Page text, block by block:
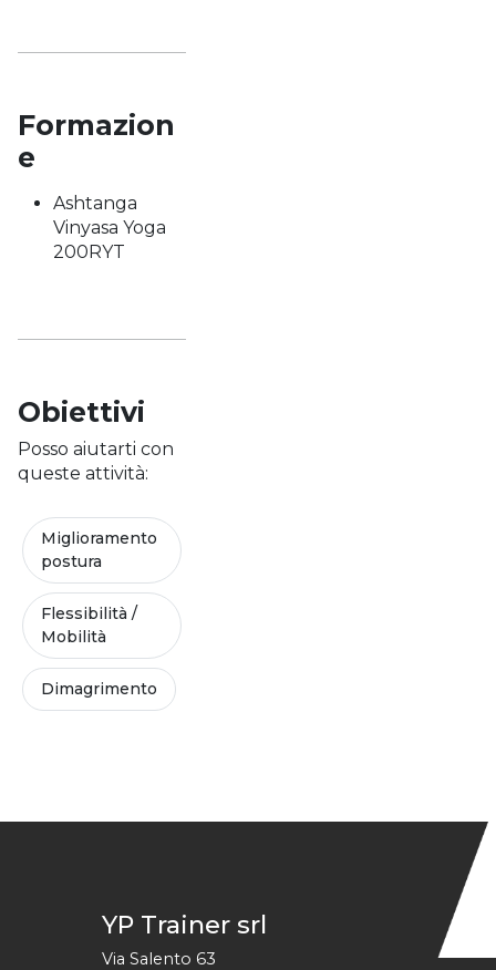
Formazion
e
Ashtanga
Vinyasa Yoga
200RYT
Obiettivi
Posso aiutarti con
queste attività:
Miglioramento
postura
Flessibilità /
Mobilità
Dimagrimento
YP Trainer srl
Via Salento 63